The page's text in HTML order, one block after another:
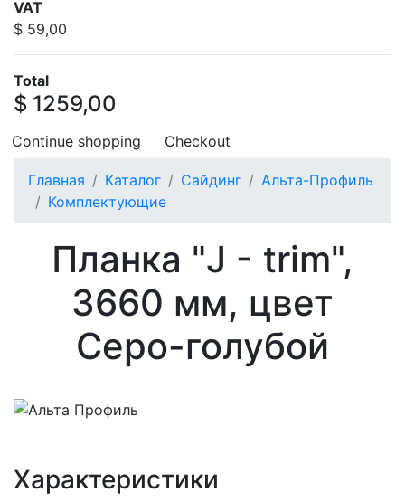
VAT
$ 59,00
Total
$ 1259,00
Continue shopping Checkout
Главная Каталог Сайдинг
Альта-Профиль
Комплектующие
Планка "J - trim",
3660 мм, цвет
Серо-голубой
Характеристики